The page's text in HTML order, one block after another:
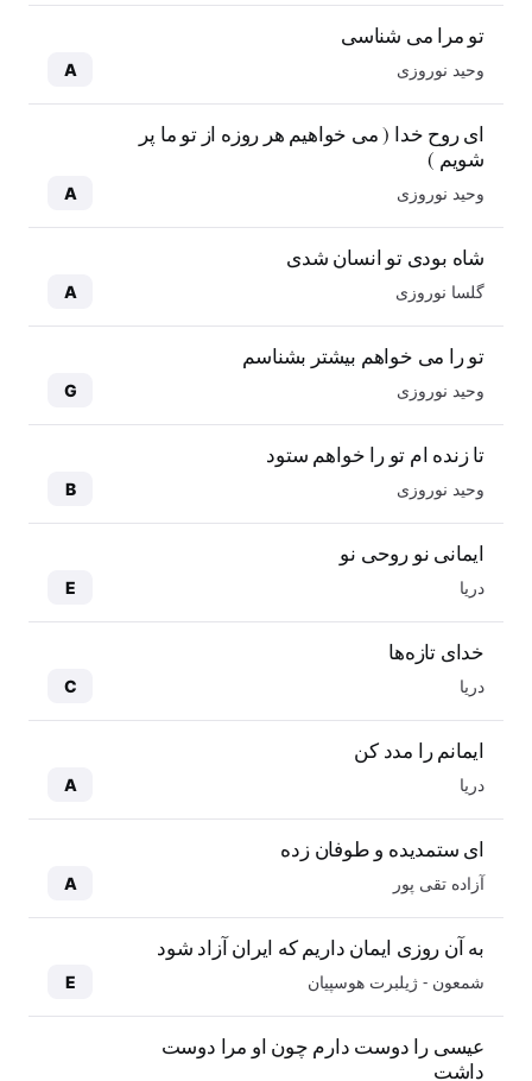
تو مرا می شناسی
وحید نوروزی A
ای روح خدا ( می خواهیم هر روزه از تو ما پر
شویم )
وحید نوروزی A
شاه بودی تو انسان شدی
گلسا نوروزی A
تو را می خواهم بیشتر بشناسم
وحید نوروزی G
تا زنده ام تو را خواهم ستود
وحید نوروزی B
ایمانی نو روحی نو
دریا E
خدای تازه‌ها
دریا C
ایمانم را مدد کن
دریا A
ای ستمدیده و طوفان زده
آزاده تقی پور A
به آن روزی ایمان داریم که ایران آزاد شود
شمعون - ژیلبرت هوسپیان E
عیسی را دوست دارم چون او مرا دوست
داشت